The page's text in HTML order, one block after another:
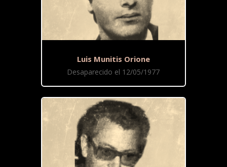
Luis Munitis Orione
Desaparecido el 12/05/1977